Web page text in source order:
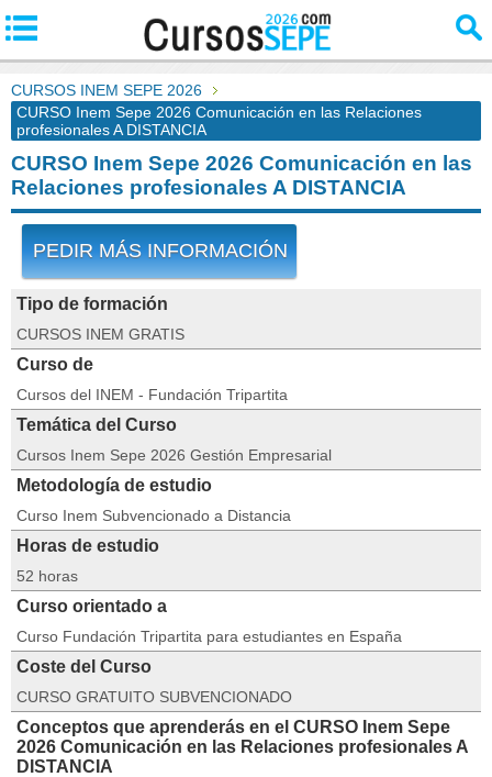
CURSOS INEM SEPE 2026
CURSO Inem Sepe 2026 Comunicación en las Relaciones
profesionales A DISTANCIA
CURSO Inem Sepe 2026 Comunicación en las
Relaciones profesionales A DISTANCIA
PEDIR MÁS INFORMACIÓN
Tipo de formación
CURSOS INEM GRATIS
Curso de
Cursos del INEM - Fundación Tripartita
Temática del Curso
Cursos Inem Sepe 2026 Gestión Empresarial
Metodología de estudio
Curso Inem Subvencionado a Distancia
Horas de estudio
52 horas
Curso orientado a
Curso Fundación Tripartita para estudiantes en España
Coste del Curso
CURSO GRATUITO SUBVENCIONADO
Conceptos que aprenderás en el CURSO Inem Sepe
2026 Comunicación en las Relaciones profesionales A
DISTANCIA